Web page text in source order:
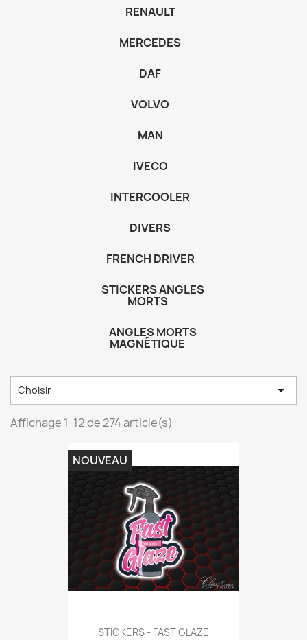
RENAULT
MERCEDES
DAF
VOLVO
MAN
IVECO
INTERCOOLER
DIVERS
FRENCH DRIVER
STICKERS ANGLES
MORTS
ANGLES MORTS
MAGNÉTIQUE
Choisir 
Affichage 1-12 de 274 article(s)
STICKERS - FAST GLAZE
NOUVEAU